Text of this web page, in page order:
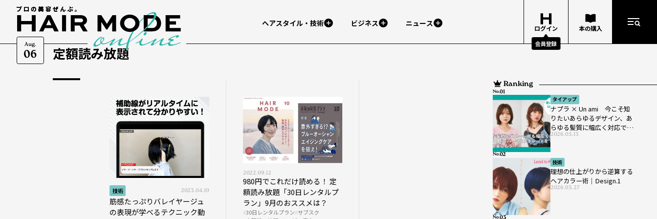
Aug.
06
ヘアスタイル・技術 ビジネス ニュース
ログイン
会員登録
本の購入
定額読み放題
技術 2023.04.10
筋感たっぷりバレイヤージュ
の表現が学べるテクニック動
2022.09.12
980円でこれだけ読める！ 定
額読み放題「30日レンタルプ
ラン」9月のおススメは？
30日レンタルプラン サブスク
Ranking
タイアップ
ナプラ × Un ami 今こそ知
りたいあらゆるデザイン、あ
らゆる髪質に幅広く対応でき
るパーマ薬剤 ナプラ『ut-
et』
2026.05.13
No.
技術
理想の仕上がりから逆算する
ヘアカラー術｜Design.1
2026.03.27
No.